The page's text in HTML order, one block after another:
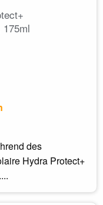
des
Hydra Protect+